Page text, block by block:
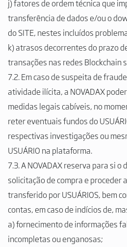
j) fatores de ordem técnica que
transferência de dados e/ou o
do SITE, nestes incluídos
k) atrasos decorrentes do prazo
transações nas redes Blockchain
7.2. Em caso de suspeita de
atividade ilícita, a NOVADAX
medidas legais cabíveis, no
reter eventuais fundos do
respectivas investigações ou
USUÁRIO na plataforma.
7.3. A NOVADAX reserva para si
solicitação de compra e proceder
transferido por USUÁRIOS, bem
contas, em caso de indícios de,
a) fornecimento de informações
incompletas ou enganosas;